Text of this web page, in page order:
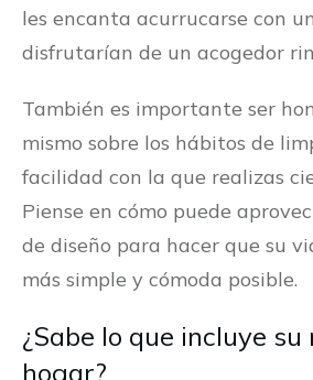
les encanta acurrucarse con
disfrutarían de un acogedor
También es importante ser
mismo sobre los hábitos de
facilidad con la que realizas
Piense en cómo puede
de diseño para hacer que su
más simple y cómoda posible.
¿Sabe lo que incluye su
hogar?